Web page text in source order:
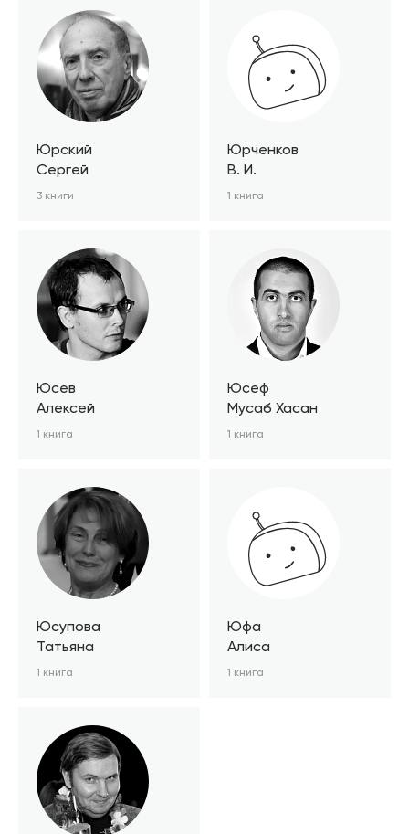
Юрский
Сергей
3 книги
Юрченков
В. И.
1 книга
Юсев
Алексей
1 книга
Юсеф
Мусаб Хасан
1 книга
Юсупова
Татьяна
1 книга
Юфа
Алиса
1 книга